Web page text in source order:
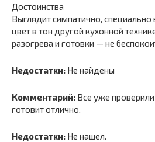
Достоинства
Выглядит симпатично, специально
цвет в тон другой кухонной
разогрева и готовки — не
Недостатки: Не найдены
Комментарий: Все уже
готовит отлично.
Недостатки: Не нашел.